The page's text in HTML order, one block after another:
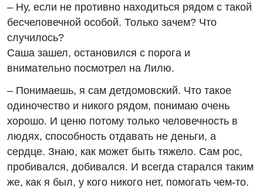
– Ну, если не противно находиться рядом с такой
бесчеловечной особой. Только зачем? Что
случилось?
Саша зашел, остановился с порога и
внимательно посмотрел на Лилю.
– Понимаешь, я сам детдомовский. Что такое
одиночество и никого рядом, понимаю очень
хорошо. И ценю потому только человечность в
людях, способность отдавать не деньги, а
сердце. Знаю, как может быть тяжело. Сам рос,
пробивался, добивался. И всегда старался таким
же, как я был, у кого никого нет, помогать чем-то.